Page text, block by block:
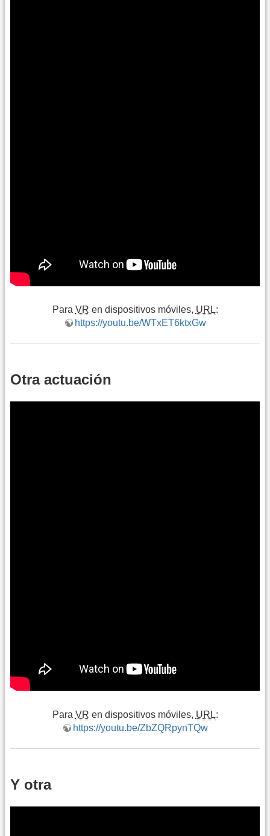
Para VR en dispositivos móviles, URL:
https://youtu.be/WTxET6ktxGw
Otra actuación
Para VR en dispositivos móviles, URL:
https://youtu.be/ZbZQRpynTQw
Y otra